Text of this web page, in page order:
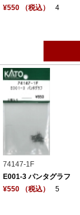
¥550 （税込）
4
74147-1F
E001-3 パンタグラフ
¥550 （税込）
5